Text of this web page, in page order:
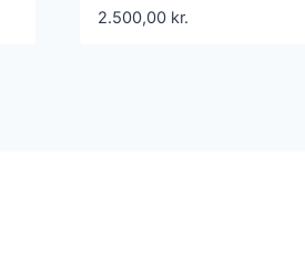
Q10VFP52-00 –
2.500,00 kr.